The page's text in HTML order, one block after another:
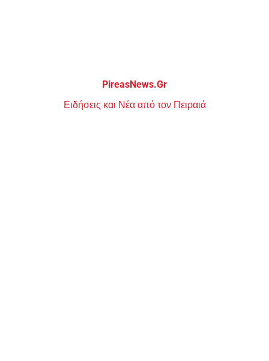
PireasNews.Gr
Ειδήσεις και Νέα από τον Πειραιά